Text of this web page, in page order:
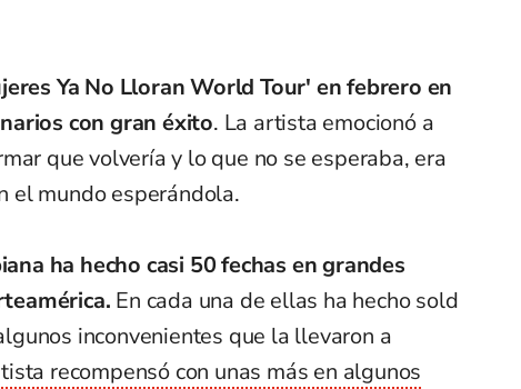
Ya No Lloran World Tour' en febrero en
con gran éxito. La artista emocionó a
que volvería y lo que no se esperaba, era
el mundo esperándola.
ha hecho casi 50 fechas en grandes
En cada una de ellas ha hecho sold
inconvenientes que la llevaron a
recompensó con unas más en algunos